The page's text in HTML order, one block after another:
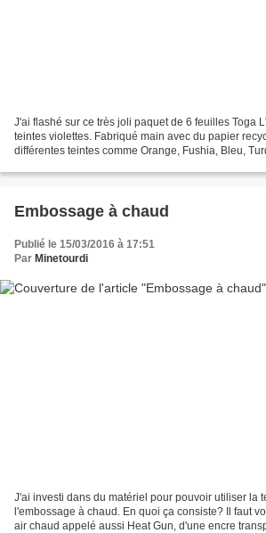
J'ai flashé sur ce très joli paquet de 6 feuilles Toga
teintes violettes. Fabriqué main avec du papier
différentes teintes comme Orange, Fushia, Bleu,
Embossage à chaud
Publié le 15/03/2016 à 17:51
Par Minetourdi
J'ai investi dans du matériel pour pouvoir utiliser la
l'embossage à chaud. En quoi ça consiste? Il faut
air chaud appelé aussi Heat Gun, d'une encre